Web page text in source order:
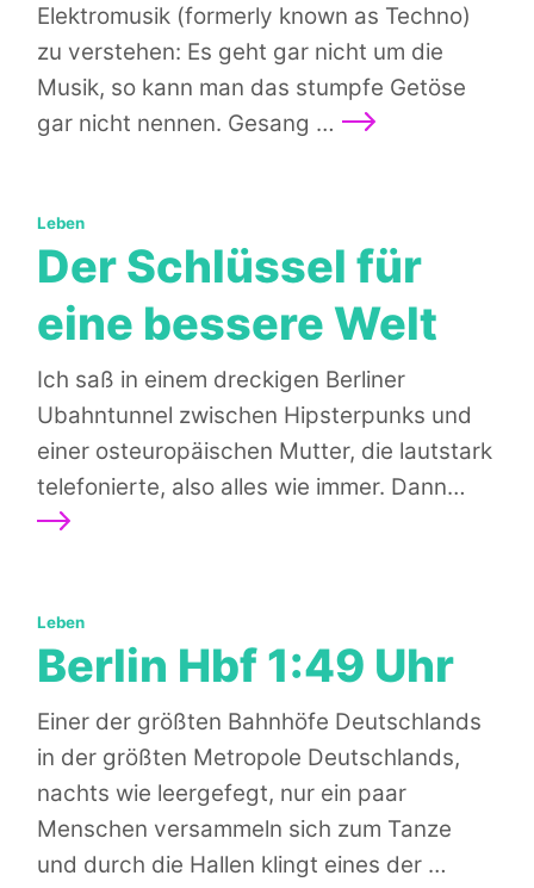
Elektromusik (formerly known as Techno)
zu verstehen: Es geht gar nicht um die
Musik, so kann man das stumpfe Getöse
gar nicht nennen. Gesang … Weiterlesen
Der Schlüssel für
eine bessere Welt
Ich saß in einem dreckigen Berliner
Ubahntunnel zwischen Hipsterpunks und
einer osteuropäischen Mutter, die lautstark
telefonierte, also alles wie immer. Dann…
Kategorien:
Leben
Berlin Hbf 1:49 Uhr
Einer der größten Bahnhöfe Deutschlands
in der größten Metropole Deutschlands,
nachts wie leergefegt, nur ein paar
Menschen versammeln sich zum Tanze
und durch die Hallen klingt eines der …
Kategorien:
Leben